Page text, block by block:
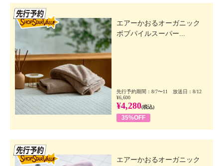
エアーかおるオーガニック
ボブパイルスーパー...
先行予約期間：8/7〜11 放送日：8/12
¥6,600
¥4,280(税込)
35%OFF
エアーかおるオーガニック